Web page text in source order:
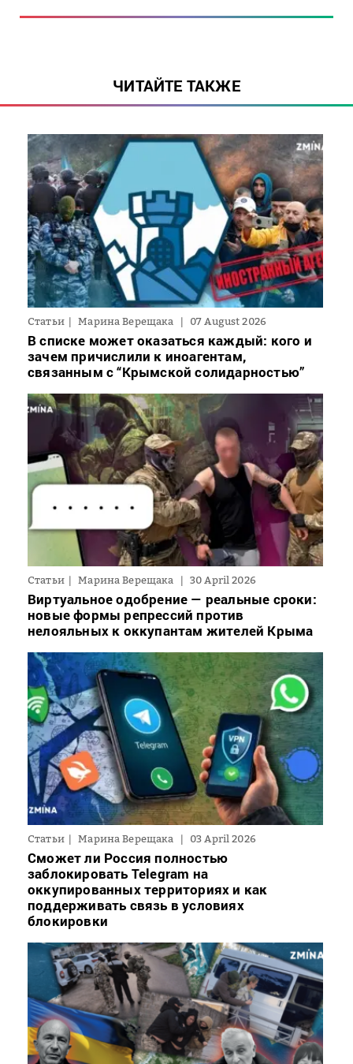
ЧИТАЙТЕ ТАКЖЕ
Статьи Марина Верещака 07 August 2026
В списке может оказаться каждый: кого и
зачем причислили к иноагентам,
связанным с “Крымской солидарностью”
Статьи Марина Верещака 30 April 2026
Виртуальное одобрение — реальные сроки:
новые формы репрессий против
нелояльных к оккупантам жителей Крыма
Статьи Марина Верещака 03 April 2026
Сможет ли Россия полностью
заблокировать Telegram на
оккупированных территориях и как
поддерживать связь в условиях
блокировки